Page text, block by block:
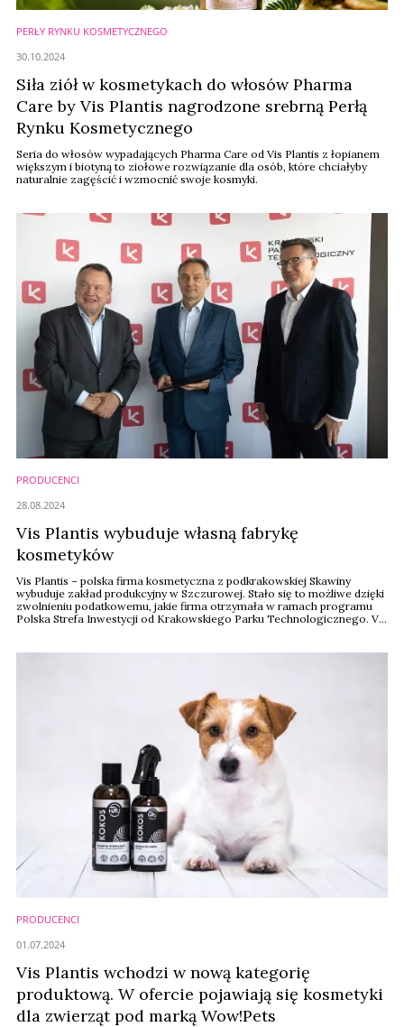
PERŁY RYNKU KOSMETYCZNEGO
Siła ziół w kosmetykach do włosów Pharma
Care by Vis Plantis nagrodzone srebrną Perłą
Rynku Kosmetycznego
Seria do włosów wypadających Pharma Care od Vis Plantis z łopianem
większym i biotyną to ziołowe rozwiązanie dla osób, które chciałyby
naturalnie zagęścić i wzmocnić swoje kosmyki.
30.10.2024
PRODUCENCI
Vis Plantis wybuduje własną fabrykę
kosmetyków
Vis Plantis – polska firma kosmetyczna z podkrakowskiej Skawiny
wybuduje zakład produkcyjny w Szczurowej. Stało się to możliwe dzięki
zwolnieniu podatkowemu, jakie firma otrzymała w ramach programu
Polska Strefa Inwestycji od Krakowskiego Parku Technologicznego. Vis
zwierząt Wow!Pets.
28.08.2024
PRODUCENCI
Vis Plantis wchodzi w nową kategorię
produktową. W ofercie pojawiają się kosmetyki
dla zwierząt pod marką Wow!Pets
01.07.2024